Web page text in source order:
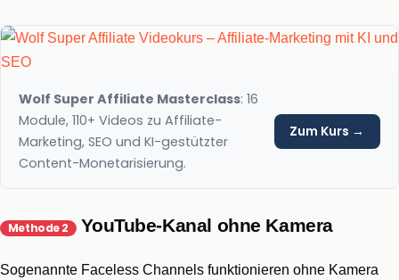
Wolf Super Affiliate Masterclass: 16
Module, 110+ Videos zu Affiliate-
Marketing, SEO und KI-gestützter
Content-Monetarisierung.
Zum Kurs →
Methode 2 YouTube-Kanal ohne Kamera
Sogenannte Faceless Channels funktionieren ohne Kamera